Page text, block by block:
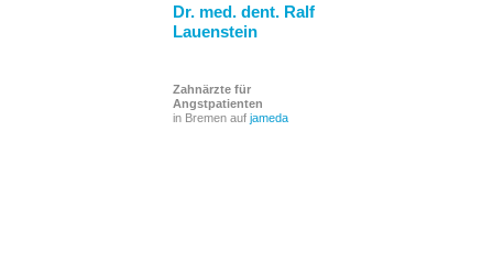
Dr. med. dent. Ralf
Lauenstein
Zahnärzte für
Angstpatienten
in Bremen auf jameda